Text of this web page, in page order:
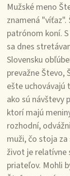
Mužské meno
znamená
patrónom koní.
sa dnes
Slovensku
prevažne Števo,
ešte uchovávajú
ako sú návštevy
ktorí majú
rozhodní,
muži, čo stoja
život je relatívne
priateľov. Mohli